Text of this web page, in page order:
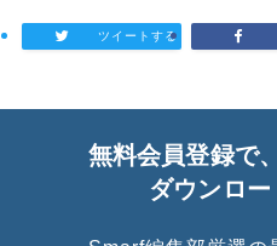
ツイートする
無料会員登録で
ダウンロ